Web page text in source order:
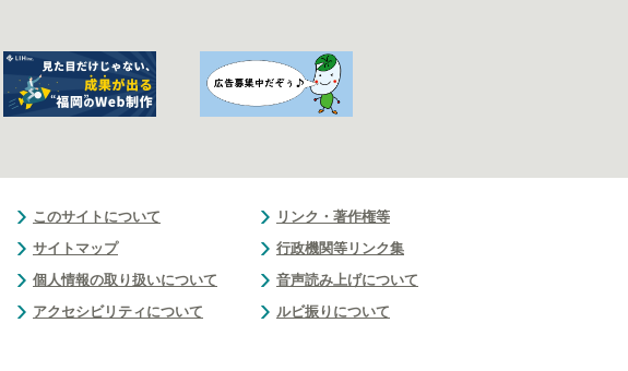
このサイトについて
サイトマップ
個人情報の取り扱いについて
アクセシビリティについて
リンク・著作権等
行政機関等リンク集
音声読み上げについて
ルビ振りについて